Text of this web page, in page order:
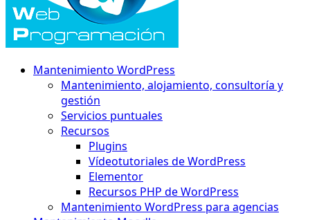
Mantenimiento WordPress
Mantenimiento, alojamiento, consultoría y
gestión
Servicios puntuales
Recursos
Plugins
Vídeotutoriales de WordPress
Elementor
Recursos PHP de WordPress
Mantenimiento WordPress para agencias